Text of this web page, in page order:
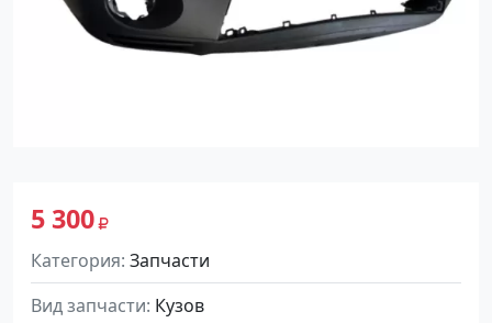
5 300
Категория Запчасти
Вид запчасти Кузов